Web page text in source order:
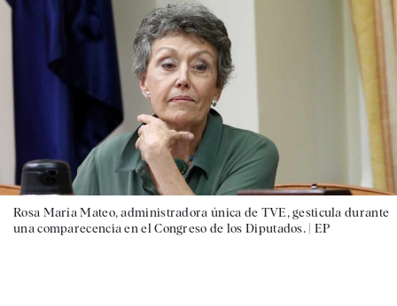
Rosa María Mateo, administradora única de TVE, gesticula durante
una comparecencia en el Congreso de los Diputados. | EP